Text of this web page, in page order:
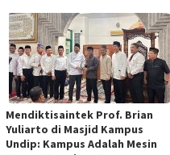
Mendiktisaintek Prof. Brian
Yuliarto di Masjid Kampus
Undip: Kampus Adalah Mesin